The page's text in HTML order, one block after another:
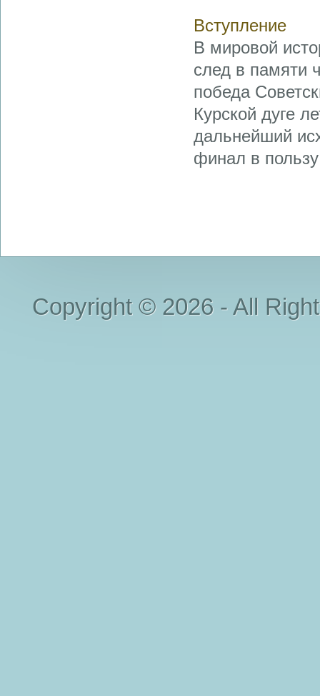
Вступление
В мировой
след в памяти
победа
Курской дуге
дальнейший
финал в
Copyright © 2026 - All